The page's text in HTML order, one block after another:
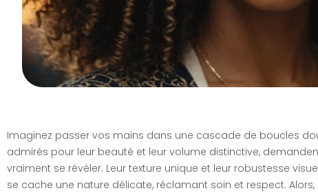
Imaginez passer vos mains dans une cascade de boucles
admirés pour leur beauté et leur volume distinctive,
vraiment se révéler. Leur texture unique et leur robustesse
se cache une nature délicate, réclamant soin et respect.